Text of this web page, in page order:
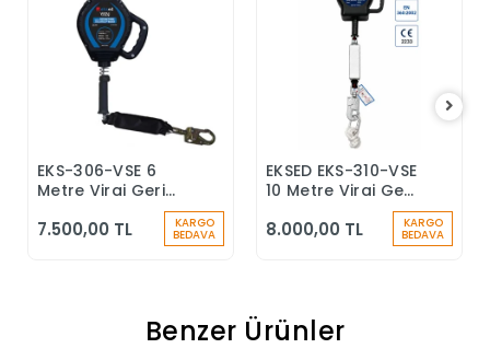
Sepete Ekle
EKS-306-VSE 6
Metre Viraj Geri
Durdurucu Keskin
7.500,00 TL KARGO
BEDAVA
Sepete Ekle
EKSED EKS-310-VSE
10 Metre Viraj Geri
Durdurucu
8.000,00 TL KARGO
BEDAVA
Benzer Ürünler